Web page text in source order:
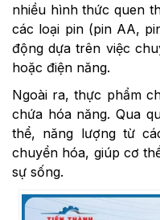
nhiều hình thức quen
các loại pin (pin AA,
động dựa trên việc
hoặc điện năng.
Ngoài ra, thực phẩm
chứa hóa năng. Qua
thể, năng lượng từ
chuyển hóa, giúp cơ
sự sống.